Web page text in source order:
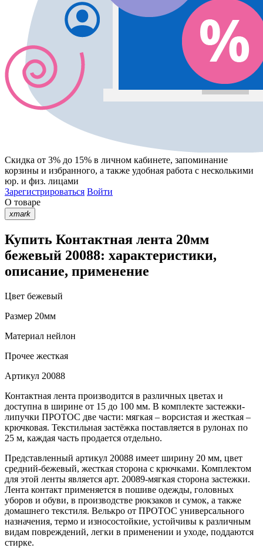
Скидка от 3% до 15% в личном кабинете, запоминание
корзины и избранного, а также удобная работа с несколькими
юр. и физ. лицами
Зарегистрироваться Войти
О товаре
xmark
Купить Контактная лента 20мм
бежевый 20088: характеристики,
описание, применение
Цвет бежевый
Размер 20мм
Материал нейлон
Прочее жесткая
Артикул 20088
Контактная лента производится в различных цветах и
доступна в ширине от 15 до 100 мм. В комплекте застежки-
липучки ПРОТОС две части: мягкая – ворсистая и жесткая –
крючковая. Текстильная застёжка поставляется в рулонах по
25 м, каждая часть продается отдельно.
Представленный артикул 20088 имеет ширину 20 мм, цвет
средний-бежевый, жесткая сторона с крючками. Комплектом
для этой ленты является арт. 20089-мягкая сторона застежки.
Лента контакт применяется в пошиве одежды, головных
уборов и обуви, в производстве рюкзаков и сумок, а также
домашнего текстиля. Велькро от ПРОТОС универсального
назначения, термо и износостойкие, устойчивы к различным
видам повреждений, легки в применении и уходе, поддаются
стирке.